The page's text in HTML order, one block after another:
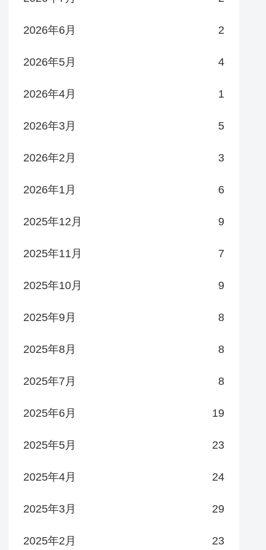
2026年6月 2
2026年5月 4
2026年4月 1
2026年3月 5
2026年2月 3
2026年1月 6
2025年12月 9
2025年11月 7
2025年10月 9
2025年9月 8
2025年8月 8
2025年7月 8
2025年6月 19
2025年5月 23
2025年4月 24
2025年3月 29
2025年2月 23